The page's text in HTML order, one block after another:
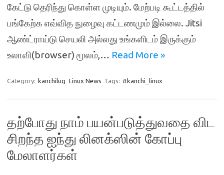
கேட்டு தெரிந்து கொள்ள முடியும். மேற்படி கூட்டத்தில்
பங்கேற்க எவ்வித நுழைவு கட்டணமும் இல்லை. Jitsi
ஆண்ட்ராய்டு செயலி அல்லது உங்களிடம் இருக்கும்
உலாவி(browser) மூலம்,… Read More »
Category: kanchilug Linux News Tags: #kanchi_linux
தற்போது நாம் பயன்படுத்துவதை விட
சிறந்த ஐந்து லினக்ஸின் கோப்பு
மேலாளர்கள்